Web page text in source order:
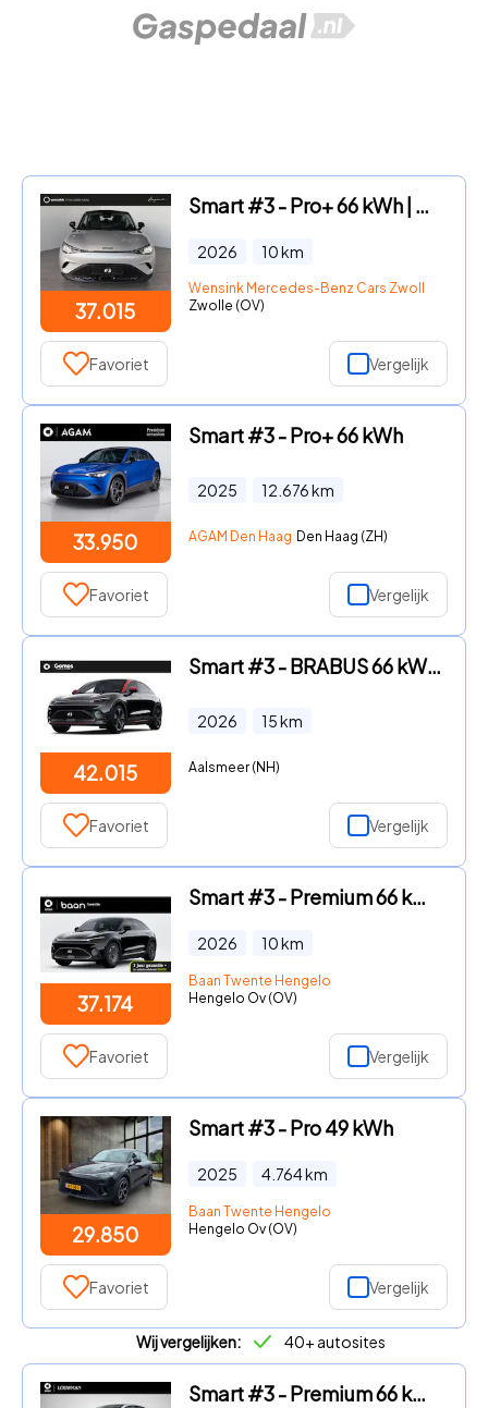
37.015
Smart #3 - Pro+ 66 kWh | Warmtepomp | 22 KW laden | Stoel-stuurwiel ver
2026 10km
Wensink Mercedes-Benz Cars Zwolle
Zwolle (OV)
Favoriet Vergelijk
33.950
Smart #3 - Pro+ 66 kWh
2025 12.676km
AGAM Den Haag Den Haag (ZH)
Favoriet Vergelijk
42.015
Smart #3 - BRABUS 66 kWh VAKANTIE DEALS! | Van € 48.015, - voor € 42.01
2026 15km
Aalsmeer (NH)
Favoriet Vergelijk
37.174
Smart #3 - Premium 66 kWh | SMART DEALS! | Van € 43.175, - voor € 37.17
2026 10km
Baan Twente Hengelo
Hengelo Ov (OV)
Favoriet Vergelijk
29.850
Smart #3 - Pro 49 kWh
2025 4.764km
Baan Twente Hengelo
Hengelo Ov (OV)
Favoriet Vergelijk
Wij vergelijken: 40+ autosites
Smart #3 - Premium 66 kWh | Beats audiosysteem | Warmtepomp | Head-up d